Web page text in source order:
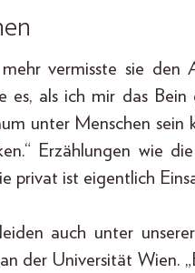
vermisste sie den
es, als ich mir das
unter Menschen sein
Erzählungen wie
privat ist eigentlich
auch unter
der Universität Wien.